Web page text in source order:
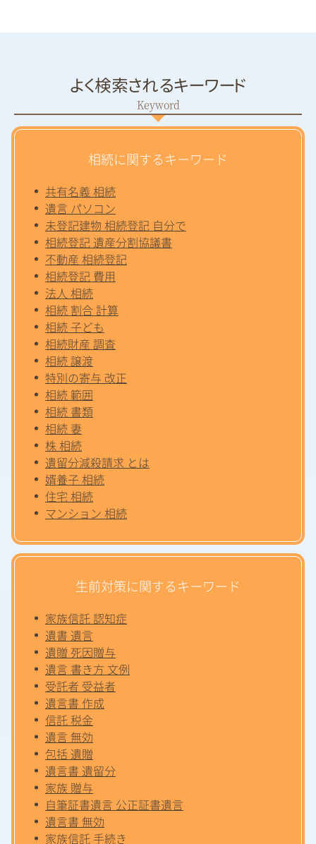
よく検索されるキーワード
相続に関するキーワード
共有名義 相続
遺言 パソコン
未登記建物 相続登記 自分で
相続登記 遺産分割協議書
不動産 相続登記
相続登記 費用
法人 相続
相続 割合 計算
相続 子ども
相続財産 調査
相続 譲渡
特別の寄与 改正
相続 範囲
相続 書類
相続 妻
株 相続
遺留分減殺請求 とは
婿養子 相続
住宅 相続
マンション 相続
生前対策に関するキーワード
家族信託 認知症
遺書 遺言
遺贈 死因贈与
遺言 書き方 文例
受託者 受益者
遺言書 作成
信託 税金
遺言 無効
包括 遺贈
遺言書 遺留分
家族 贈与
自筆証書遺言 公正証書遺言
遺言書 無効
家族信託 手続き